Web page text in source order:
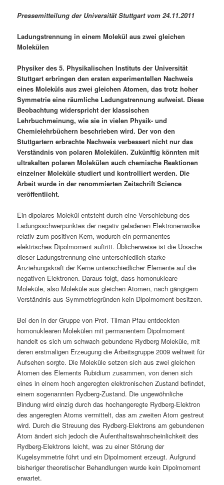
Pressemitteilung der Universität Stuttgart vom 24.11.2011
Ladungstrennung in einem Molekül aus zwei gleichen
Molekülen
Physiker des 5. Physikalischen Instituts der Universität
Stuttgart erbringen den ersten experimentellen Nachweis
eines Moleküls aus zwei gleichen Atomen, das trotz hoher
Symmetrie eine räumliche Ladungstrennung aufweist. Diese
Beobachtung widerspricht der klassischen
Lehrbuchmeinung, wie sie in vielen Physik- und
Chemielehrbüchern beschrieben wird. Der von den
Stuttgartern erbrachte Nachweis verbessert nicht nur das
Verständnis von polaren Molekülen. Zukünftig könnten mit
ultrakalten polaren Molekülen auch chemische Reaktionen
einzelner Moleküle studiert und kontrolliert werden. Die
Arbeit wurde in der renommierten Zeitschrift Science
veröffentlicht.
Ein dipolares Molekül entsteht durch eine Verschiebung des
Ladungsschwerpunktes der negativ geladenen Elektronenwolke
relativ zum positiven Kern, wodurch ein permanentes
elektrisches Dipolmoment auftritt. Üblicherweise ist die Ursache
dieser Ladungstrennung eine unterschiedlich starke
Anziehungskraft der Kerne unterschiedlicher Elemente auf die
negativen Elektronen. Daraus folgt, dass homonukleare
Moleküle, also Moleküle aus gleichen Atomen, nach gängigem
Verständnis aus Symmetriegründen kein Dipolmoment besitzen.
Bei den in der Gruppe von Prof. Tilman Pfau entdeckten
homonuklearen Molekülen mit permanentem Dipolmoment
handelt es sich um schwach gebundene Rydberg Moleküle, mit
deren erstmaligen Erzeugung die Arbeitsgruppe 2009 weltweit für
Aufsehen sorgte. Die Moleküle setzen sich aus zwei gleichen
Atomen des Elements Rubidium zusammen, von denen sich
eines in einem hoch angeregten elektronischen Zustand befindet,
einem sogenannten Rydberg-Zustand. Die ungewöhnliche
Bindung wird einzig durch das hochangeregte Rydberg-Elektron
des angeregten Atoms vermittelt, das am zweiten Atom gestreut
wird. Durch die Streuung des Rydberg-Elektrons am gebundenen
Atom ändert sich jedoch die Aufenthaltswahrscheinlichkeit des
Rydberg-Elektrons leicht, was zu einer Störung der
Kugelsymmetrie führt und ein Dipolmoment erzeugt. Aufgrund
bisheriger theoretischer Behandlungen wurde kein Dipolmoment
erwartet.